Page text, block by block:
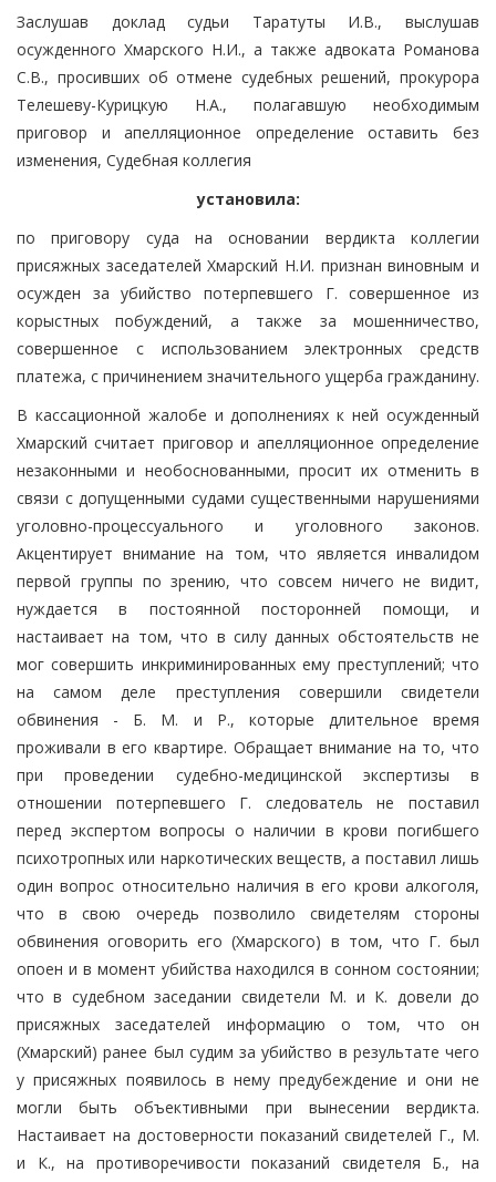
Заслушав доклад судьи Таратуты И.В., выслушав
осужденного Хмарского Н.И., а также адвоката Романова
С.В., просивших об отмене судебных решений, прокурора
Телешеву-Курицкую Н.А., полагавшую необходимым
приговор и апелляционное определение оставить без
изменения, Судебная коллегия
установила:
по приговору суда на основании вердикта коллегии
присяжных заседателей Хмарский Н.И. признан виновным и
осужден за убийство потерпевшего Г. совершенное из
корыстных побуждений, а также за мошенничество,
совершенное с использованием электронных средств
платежа, с причинением значительного ущерба гражданину.
В кассационной жалобе и дополнениях к ней осужденный
Хмарский считает приговор и апелляционное определение
незаконными и необоснованными, просит их отменить в
связи с допущенными судами существенными нарушениями
уголовно-процессуального и уголовного законов.
Акцентирует внимание на том, что является инвалидом
первой группы по зрению, что совсем ничего не видит,
нуждается в постоянной посторонней помощи, и
настаивает на том, что в силу данных обстоятельств не
мог совершить инкриминированных ему преступлений; что
на самом деле преступления совершили свидетели
обвинения - Б. М. и Р., которые длительное время
проживали в его квартире. Обращает внимание на то, что
при проведении судебно-медицинской экспертизы в
отношении потерпевшего Г. следователь не поставил
перед экспертом вопросы о наличии в крови погибшего
психотропных или наркотических веществ, а поставил лишь
один вопрос относительно наличия в его крови алкоголя,
что в свою очередь позволило свидетелям стороны
обвинения оговорить его (Хмарского) в том, что Г. был
опоен и в момент убийства находился в сонном состоянии;
что в судебном заседании свидетели М. и К. довели до
присяжных заседателей информацию о том, что он
(Хмарский) ранее был судим за убийство в результате чего
у присяжных появилось в нему предубеждение и они не
могли быть объективными при вынесении вердикта.
Настаивает на достоверности показаний свидетелей Г., М.
и К., на противоречивости показаний свидетеля Б., на